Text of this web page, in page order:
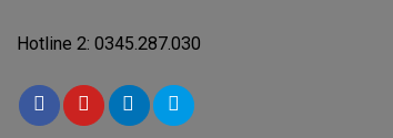
Hotline 2: 0345.287.030